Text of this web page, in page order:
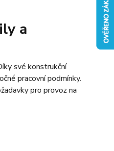
a
své konstrukční
pracovní podmínky.
pro provoz na